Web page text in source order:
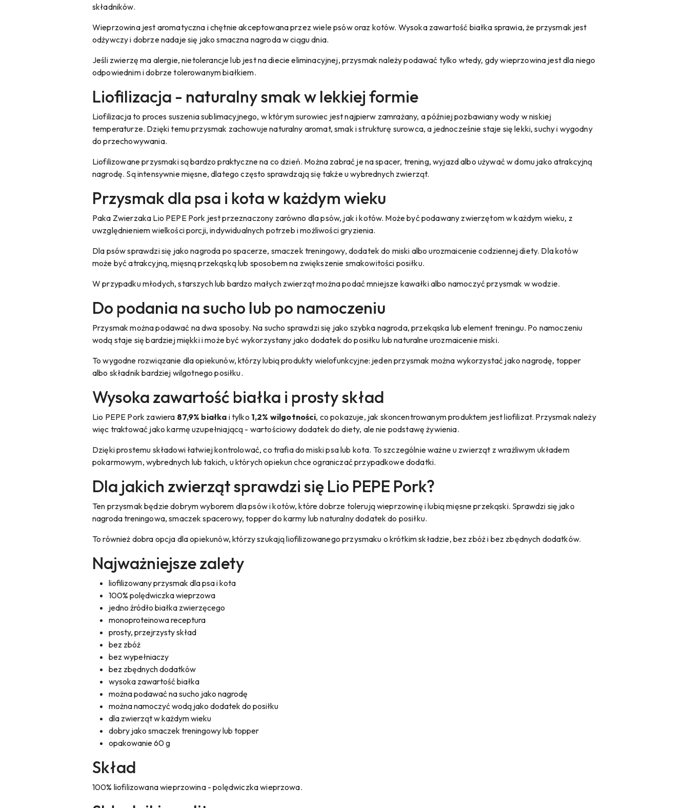
składników.
Wieprzowina jest aromatyczna i chętnie akceptowana przez wiele psów oraz kotów. Wysoka zawartość białka sprawia, że przysmak jest
odżywczy i dobrze nadaje się jako smaczna nagroda w ciągu dnia.
Jeśli zwierzę ma alergie, nietolerancje lub jest na diecie eliminacyjnej, przysmak należy podawać tylko wtedy, gdy wieprzowina jest dla niego
odpowiednim i dobrze tolerowanym białkiem.
Liofilizacja - naturalny smak w lekkiej formie
Liofilizacja to proces suszenia sublimacyjnego, w którym surowiec jest najpierw zamrażany, a później pozbawiany wody w niskiej
temperaturze. Dzięki temu przysmak zachowuje naturalny aromat, smak i strukturę surowca, a jednocześnie staje się lekki, suchy i wygodny
do przechowywania.
Liofilizowane przysmaki są bardzo praktyczne na co dzień. Można zabrać je na spacer, trening, wyjazd albo używać w domu jako atrakcyjną
nagrodę. Są intensywnie mięsne, dlatego często sprawdzają się także u wybrednych zwierząt.
Przysmak dla psa i kota w każdym wieku
Paka Zwierzaka Lio PEPE Pork jest przeznaczony zarówno dla psów, jak i kotów. Może być podawany zwierzętom w każdym wieku, z
uwzględnieniem wielkości porcji, indywidualnych potrzeb i możliwości gryzienia.
Dla psów sprawdzi się jako nagroda po spacerze, smaczek treningowy, dodatek do miski albo urozmaicenie codziennej diety. Dla kotów
może być atrakcyjną, mięsną przekąską lub sposobem na zwiększenie smakowitości posiłku.
W przypadku młodych, starszych lub bardzo małych zwierząt można podać mniejsze kawałki albo namoczyć przysmak w wodzie.
Do podania na sucho lub po namoczeniu
Przysmak można podawać na dwa sposoby. Na sucho sprawdzi się jako szybka nagroda, przekąska lub element treningu. Po namoczeniu
wodą staje się bardziej miękki i może być wykorzystany jako dodatek do posiłku lub naturalne urozmaicenie miski.
To wygodne rozwiązanie dla opiekunów, którzy lubią produkty wielofunkcyjne: jeden przysmak można wykorzystać jako nagrodę, topper
albo składnik bardziej wilgotnego posiłku.
Wysoka zawartość białka i prosty skład
Lio PEPE Pork zawiera 87,9% białka i tylko 1,2% wilgotności, co pokazuje, jak skoncentrowanym produktem jest liofilizat. Przysmak należy
więc traktować jako karmę uzupełniającą - wartościowy dodatek do diety, ale nie podstawę żywienia.
Dzięki prostemu składowi łatwiej kontrolować, co trafia do miski psa lub kota. To szczególnie ważne u zwierząt z wrażliwym układem
pokarmowym, wybrednych lub takich, u których opiekun chce ograniczać przypadkowe dodatki.
Dla jakich zwierząt sprawdzi się Lio PEPE Pork?
Ten przysmak będzie dobrym wyborem dla psów i kotów, które dobrze tolerują wieprzowinę i lubią mięsne przekąski. Sprawdzi się jako
nagroda treningowa, smaczek spacerowy, topper do karmy lub naturalny dodatek do posiłku.
To również dobra opcja dla opiekunów, którzy szukają liofilizowanego przysmaku o krótkim składzie, bez zbóż i bez zbędnych dodatków.
Najważniejsze zalety
liofilizowany przysmak dla psa i kota
100% polędwiczka wieprzowa
jedno źródło białka zwierzęcego
monoproteinowa receptura
prosty, przejrzysty skład
bez zbóż
bez wypełniaczy
bez zbędnych dodatków
wysoka zawartość białka
można podawać na sucho jako nagrodę
można namoczyć wodą jako dodatek do posiłku
dla zwierząt w każdym wieku
dobry jako smaczek treningowy lub topper
opakowanie 60 g
Skład
100% liofilizowana wieprzowina - polędwiczka wieprzowa.